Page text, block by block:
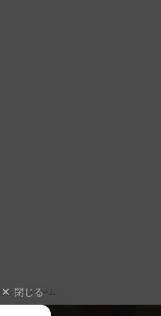
たボードゲーム
閉じる